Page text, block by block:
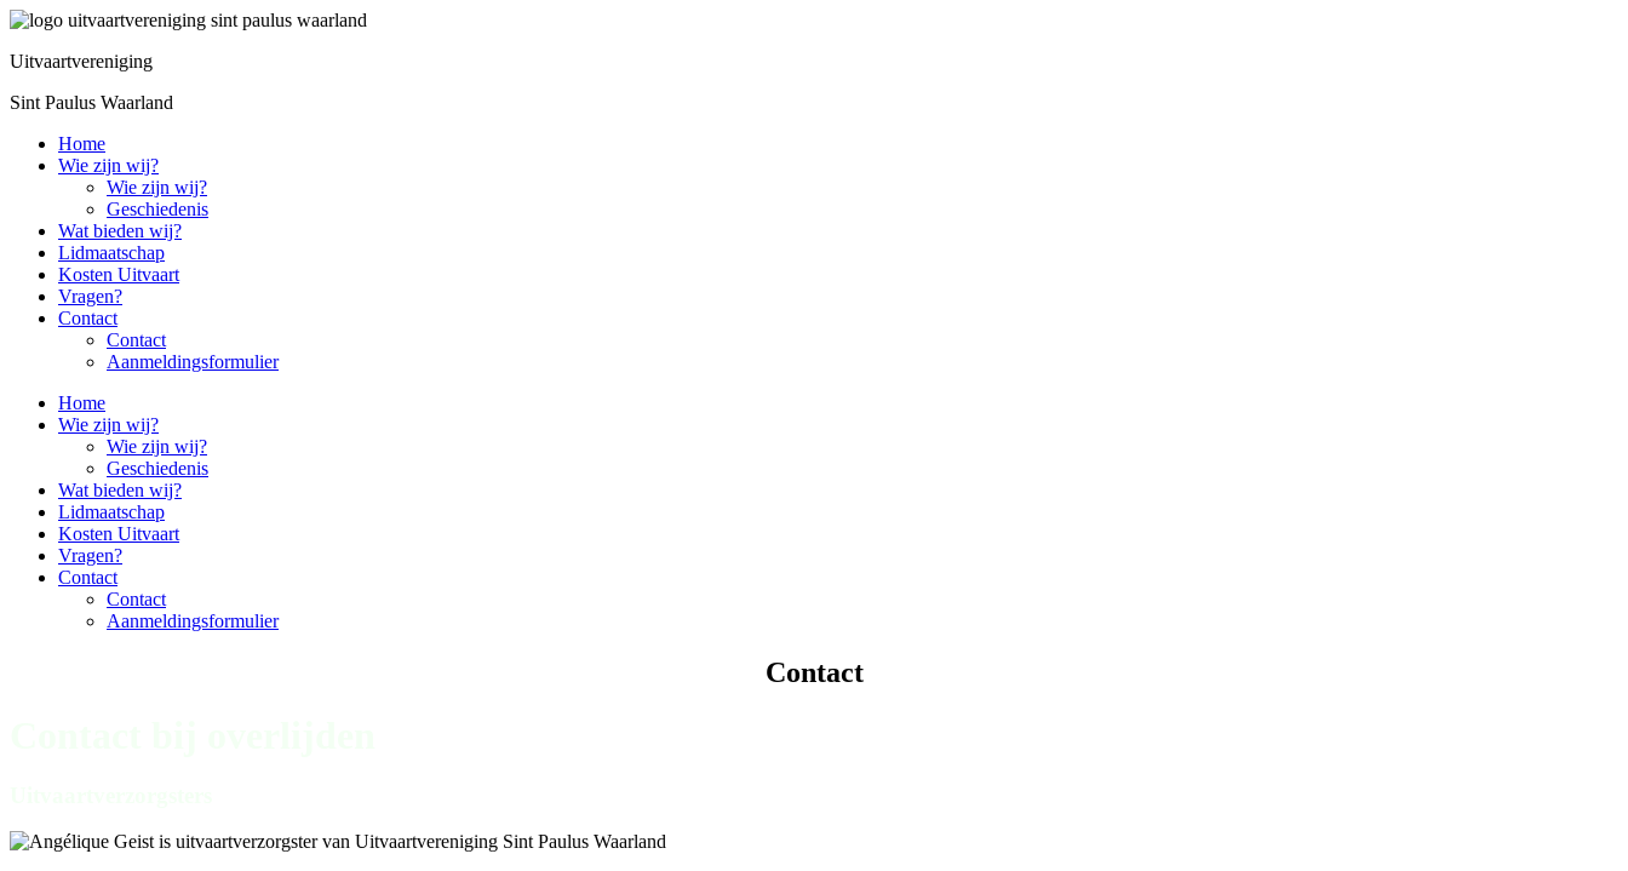
Ga
de
Uitvaartvereniging
Sint Paulus Waarland
Home
Wie zijn wij?
Wie zijn wij?
Geschiedenis
Wat bieden wij?
Lidmaatschap
Kosten Uitvaart
Vragen?
Contact
Contact
Aanmeldingsformulier
Home
Wie zijn wij?
Wie zijn wij?
Geschiedenis
Wat bieden wij?
Lidmaatschap
Kosten Uitvaart
Vragen?
Contact
Contact
Aanmeldingsformulier
Contact